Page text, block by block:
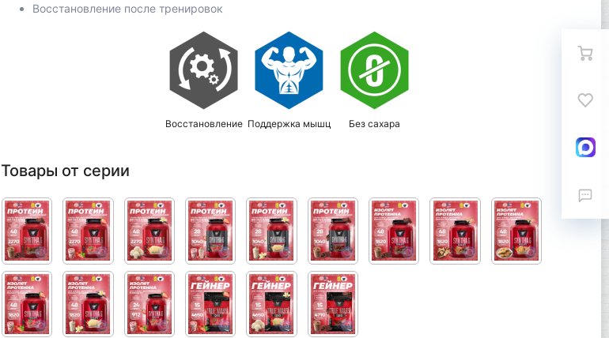
Восстановление после тренировок
Восстановление Поддержка мышц Без сахара
Товары от серии